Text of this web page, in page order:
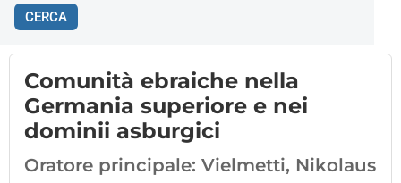
CERCA
Comunità ebraiche nella
Germania superiore e nei
dominii asburgici
Oratore principale: Vielmetti, Nikolaus